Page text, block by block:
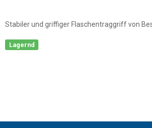
Stabiler und griffiger Flaschentraggriff von
Lagernd